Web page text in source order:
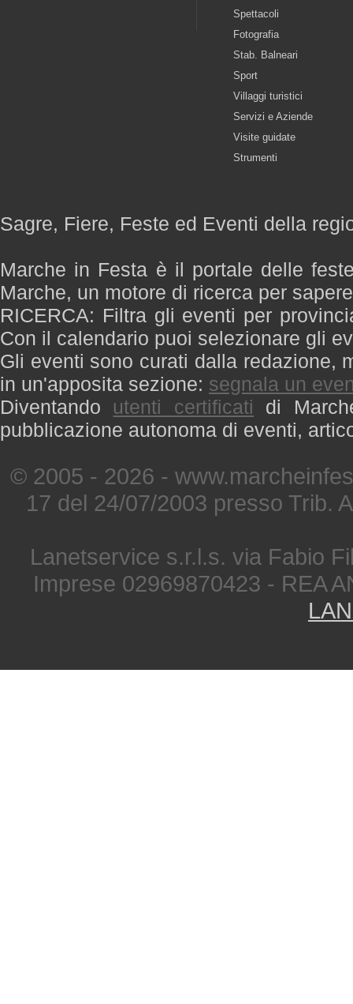
Spettacoli
Fotografia
Stab. Balneari
Sport
Villaggi turistici
Servizi e Aziende
Visite guidate
Strumenti
Sagre, Fiere, Feste ed Eventi della
Marche in Festa è il portale delle
Marche, un motore di ricerca per
RICERCA: Filtra gli eventi per
Con il calendario puoi selezionare gli
Gli eventi sono curati dalla redazione,
in un'apposita sezione: segnala un
Diventando utenti certificati di
pubblicazione autonoma di eventi,
© 2005 - 2026 -
17 del 24/07/2003 presso Trib.
Lanetservice s.r.l.s. via Fabio
Imprese 02969870423 - REA